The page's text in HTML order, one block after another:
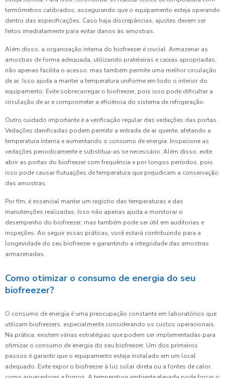
termômetros calibrados, assegurando que o equipamento esteja operando
dentro das especificações. Caso haja discrepâncias, ajustes devem ser
feitos imediatamente para evitar danos às amostras.
Além disso, a organização interna do biofreezer é crucial. Armazenar as
amostras de forma adequada, utilizando prateleiras e caixas apropriadas,
não apenas facilita o acesso, mas também permite uma melhor circulação
de ar. Isso ajuda a manter a temperatura uniforme em todo o interior do
equipamento. Evite sobrecarregar o biofreezer, pois isso pode dificultar a
circulação de ar e comprometer a eficiência do sistema de refrigeração.
Outro cuidado importante é a verificação regular das vedações das portas.
Vedações danificadas podem permitir a entrada de ar quente, afetando a
temperatura interna e aumentando o consumo de energia. Inspecione as
vedações periodicamente e substitua-as se necessário. Além disso, evite
abrir as portas do biofreezer com frequência e por longos períodos, pois
isso pode causar flutuações de temperatura que prejudicam a conservação
das amostras.
Por fim, é essencial manter um registro das temperaturas e das
manutenções realizadas. Isso não apenas ajuda a monitorar o
desempenho do biofreezer, mas também pode ser útil em auditorias e
inspeções. Ao seguir essas práticas, você estará contribuindo para a
longevidade do seu biofreezer e garantindo a integridade das amostras
armazenadas.
Como otimizar o consumo de energia do seu
biofreezer?
O consumo de energia é uma preocupação constante em laboratórios que
utilizam biofreezers, especialmente considerando os custos operacionais.
Na prática, existem várias estratégias que podem ser implementadas para
otimizar o consumo de energia do seu biofreezer. Um dos primeiros
passos é garantir que o equipamento esteja instalado em um local
adequado. Evite expor o biofreezer à luz solar direta ou a fontes de calor,